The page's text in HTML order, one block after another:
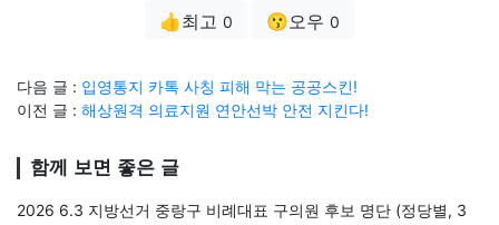
👍최고 0 😗오우 0
다음 글 : 입영통지 카톡 사칭 피해 막는 공공스킨!
이전 글 : 해상원격 의료지원 연안선박 안전 지킨다!
함께 보면 좋은 글
2026 6.3 지방선거 중랑구 비례대표 구의원 후보 명단 (정당별, 3